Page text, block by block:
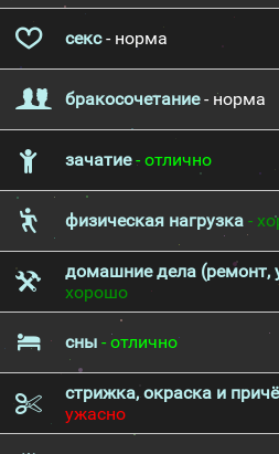
секс- норма
бракосочетание- норма
зачатие- отлично
физическая нагрузка -
домашние дела (ремонт,
хорошо
сны - отлично
стрижка, окраска и
ужасно